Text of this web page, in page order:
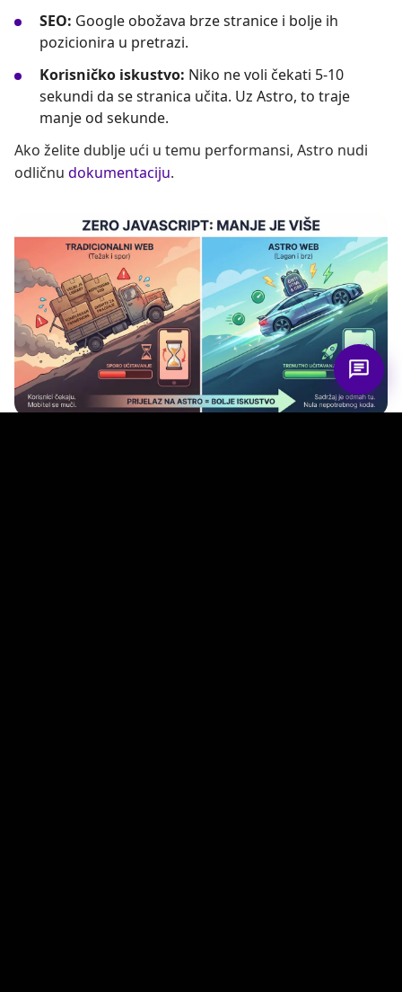
SEO: Google obožava brze stranice i bolje ih
pozicionira u pretrazi.
Korisničko iskustvo: Niko ne voli čekati 5-10
sekundi da se stranica učita. Uz Astro, to traje
manje od sekunde.
Ako želite dublje ući u temu performansi, Astro nudi
odličnu dokumentaciju.